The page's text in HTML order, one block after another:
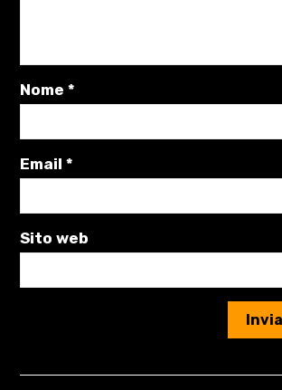
Nome*
Email*
Sito web